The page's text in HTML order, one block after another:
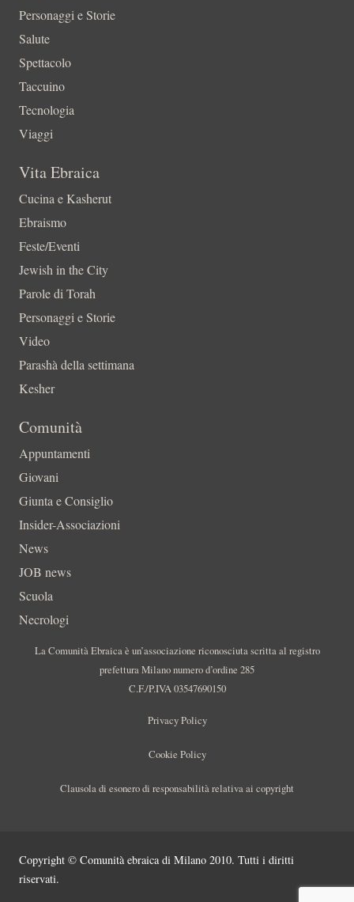
Personaggi e Storie
Salute
Spettacolo
Taccuino
Tecnologia
Viaggi
Vita Ebraica
Cucina e Kasherut
Ebraismo
Feste/Eventi
Jewish in the City
Parole di Torah
Personaggi e Storie
Video
Parashà della settimana
Kesher
Comunità
Appuntamenti
Giovani
Giunta e Consiglio
Insider-Associazioni
News
JOB news
Scuola
Necrologi
La Comunità Ebraica è un’associazione riconosciuta scritta al registro
prefettura Milano numero d’ordine 285
C.F./P.IVA 03547690150
Privacy Policy
Cookie Policy
Clausola di esonero di responsabilità relativa ai copyright
Copyright © Comunità ebraica di Milano 2010. Tutti i diritti
riservati.